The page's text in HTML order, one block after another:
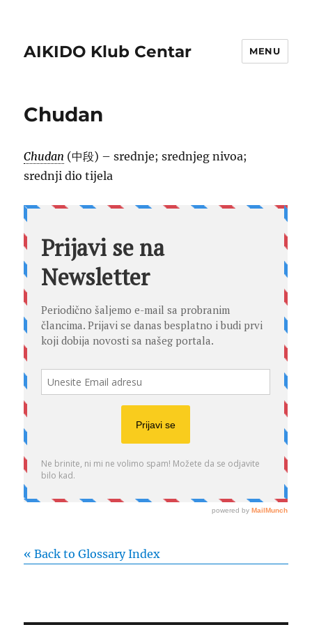
AIKIDO Klub Centar MENU
Chudan
Chudan (中段) – srednje; srednjeg nivoa;
srednji dio tijela
« Back to Glossary Index